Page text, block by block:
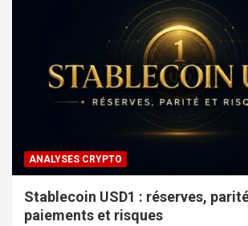
ANALYSES CRYPTO
Stablecoin USD1 : réserves,
paiements et risques